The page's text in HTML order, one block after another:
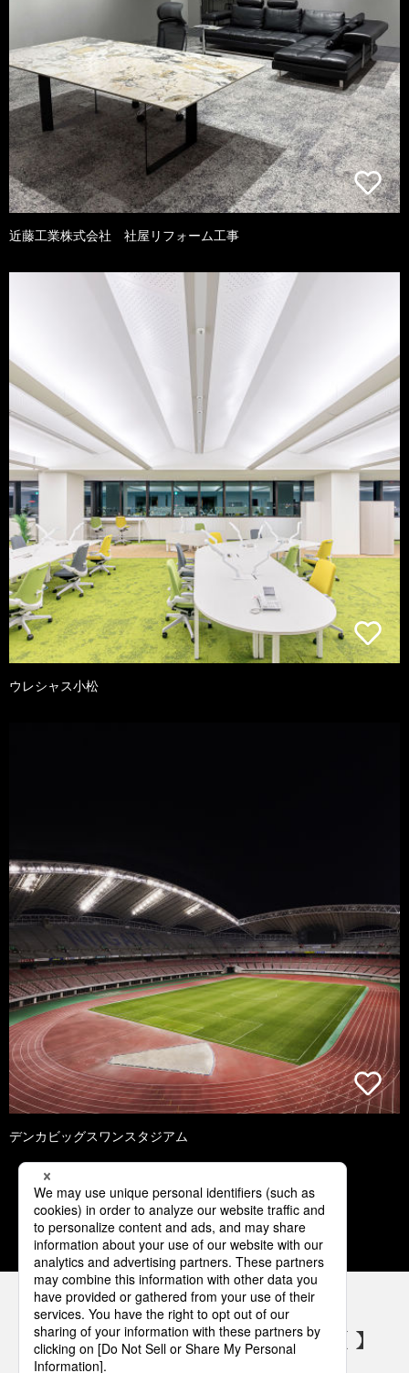
近藤工業株式会社 社屋リフォーム工事
ウレシャス小松
デンカビッグスワンスタジアム
1 2 3 4 5
パナソニックの電気設備 SNSアカウント